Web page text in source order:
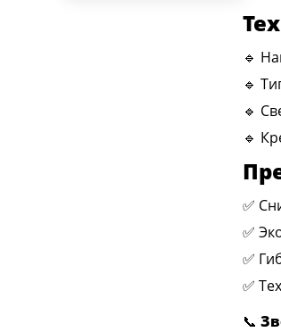
🔹
🔹
🔹
🔹
✅
✅
✅
✅
📞